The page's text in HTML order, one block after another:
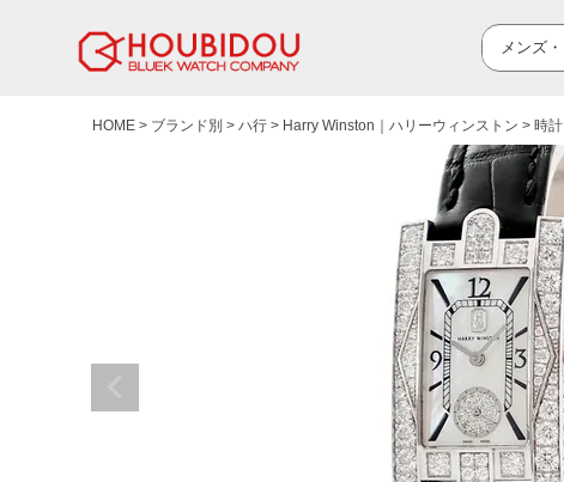
HOME ブランド別 ハ行 Harry Winston｜ハリーウィンストン 時計